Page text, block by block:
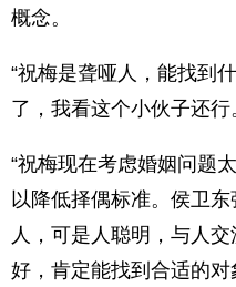
概念。
“祝梅是聋哑人，能找到
了，我看这个小伙子还行
“祝梅现在考虑婚姻问题
以降低择偶标准。侯卫
人，可是人聪明，与人
好，肯定能找到合适的对